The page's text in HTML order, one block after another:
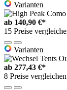
Varianten
ab 140,90 €*
15 Preise
Varianten
ab 277,43 €*
8 Preise vergleichen